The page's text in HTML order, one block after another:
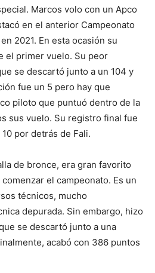
Marcos volo con un Apco
en el anterior Campeonato
2021. En esta ocasión su
el primer vuelo. Su peor
se descartó junto a un 104 y
fue un 5 pero hay que
piloto que puntuó dentro de la
sus vuelo. Su registro final fue
por detrás de Fali.
de bronce, era gran favorito
el campeonato. Es un
técnicos, mucho
depurada. Sin embargo, hizo
se descartó junto a una
acabó con 386 puntos